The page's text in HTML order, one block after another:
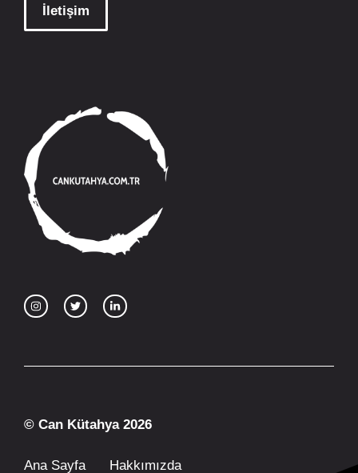
İletişim
© Can Kütahya 2026
Ana Sayfa Hakkımızda